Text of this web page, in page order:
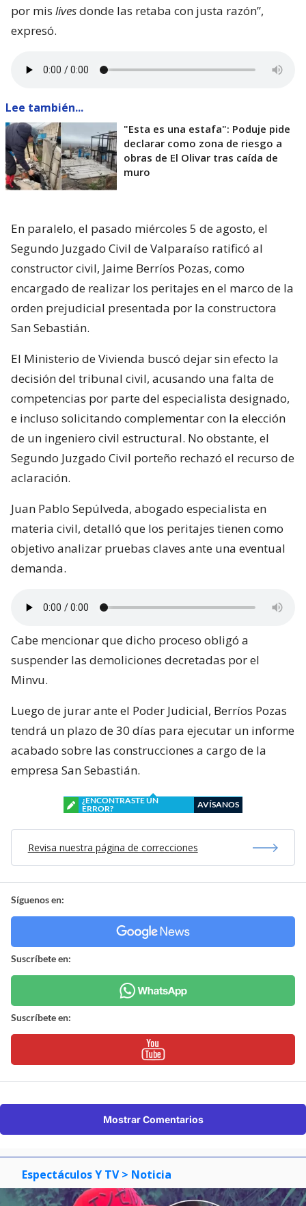
por mis livesdonde las retaba con justa razón”,
expresó.
Lee también...
"Esta es una estafa": Poduje pide
declarar como zona de riesgo a
obras de El Olivar tras caída de
muro
En paralelo, el pasado miércoles 5 de agosto, el
Segundo Juzgado Civil de Valparaíso ratificó al
constructor civil, Jaime Berríos Pozas, como
encargado de realizar los peritajes en el marco de la
orden prejudicial presentada por la constructora
San Sebastián.
El Ministerio de Vivienda buscó dejar sin efecto la
decisión del tribunal civil, acusando una falta de
competencias por parte del especialista designado,
e incluso solicitando complementar con la elección
de un ingeniero civil estructural. No obstante, el
Segundo Juzgado Civil porteño rechazó el recurso de
aclaración.
Juan Pablo Sepúlveda, abogado especialista en
materia civil, detalló que los peritajes tienen como
objetivo analizar pruebas claves ante una eventual
demanda.
Cabe mencionar que dicho proceso obligó a
suspender las demoliciones decretadas por el
Minvu.
Luego de jurar ante el Poder Judicial, Berríos Pozas
tendrá un plazo de 30 días para ejecutar un informe
acabado sobre las construcciones a cargo de la
empresa San Sebastián.
¿ENCONTRASTE UN
ERROR?
AVÍSANOS
Revisa nuestra página de correcciones
Síguenos en:
Suscríbete en:
Suscríbete en:
Mostrar Comentarios
Espectáculos Y TV > Noticia